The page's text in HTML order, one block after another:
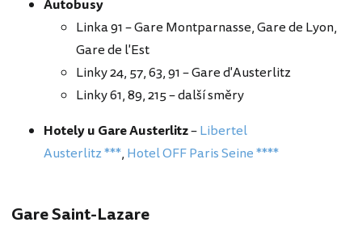
Autobusy
Linka 91 – Gare Montparnasse, Gare de Lyon,
Gare de l'Est
Linky 24, 57, 63, 91 – Gare d'Austerlitz
Linky 61, 89, 215 – další směry
Hotely u Gare Austerlitz–Libertel
Austerlitz ***, Hotel OFF Paris Seine ****
Gare Saint-Lazare